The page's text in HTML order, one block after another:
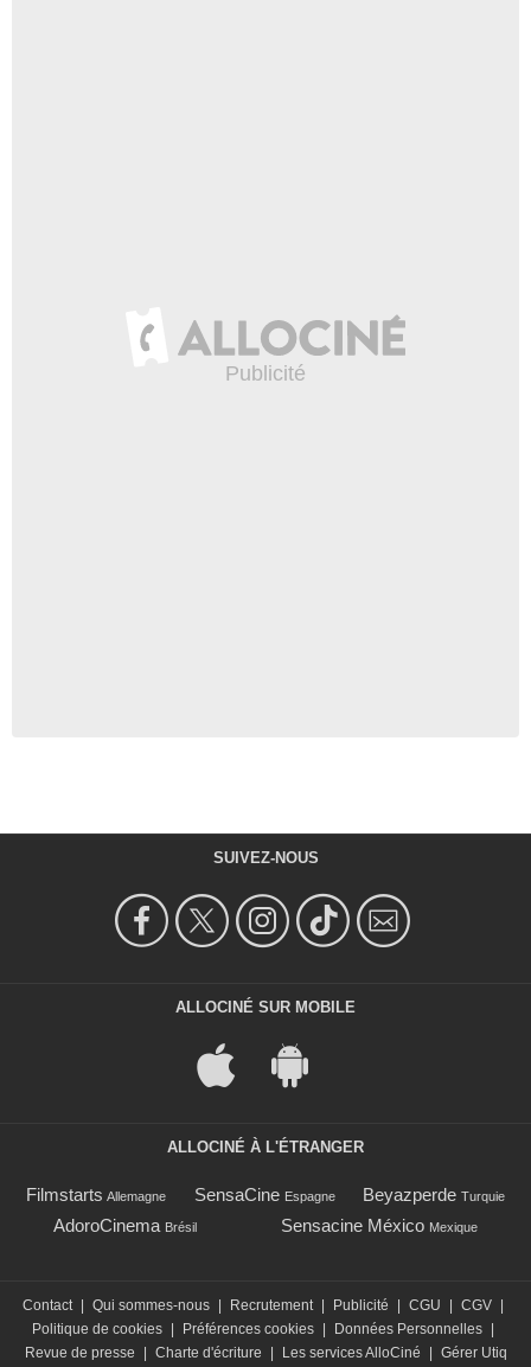
SUIVEZ-NOUS
ALLOCINÉ SUR MOBILE
ALLOCINÉ À L'ÉTRANGER
Filmstarts Allemagne SensaCine Espagne Beyazperde Turquie
AdoroCinema Brésil Sensacine México Mexique
Contact | Qui sommes-nous | Recrutement | Publicité | CGU | CGV |
Politique de cookies | Préférences cookies | Données Personnelles |
Revue de presse
| Charte d'écriture | Les services AlloCiné | Gérer Utiq